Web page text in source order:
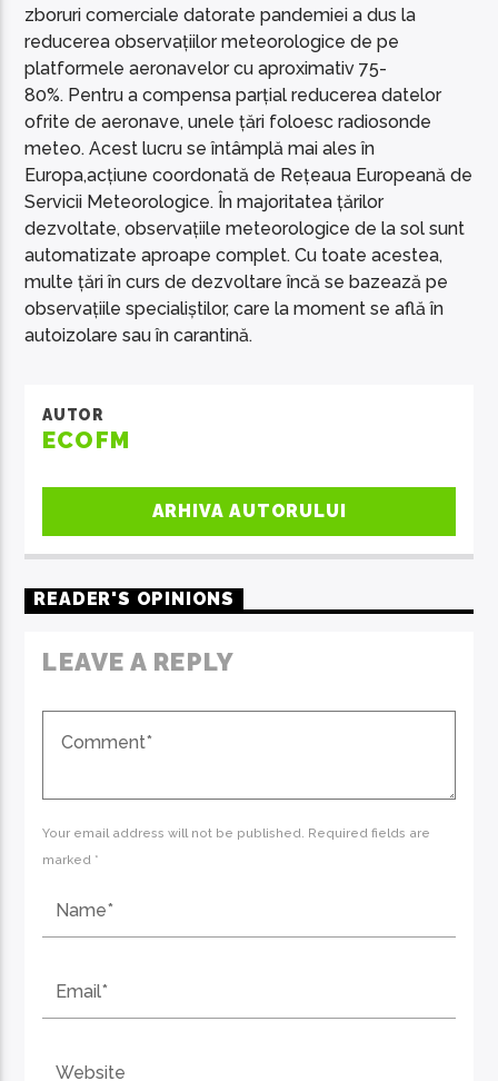
zboruri comerciale datorate pandemiei a dus la
reducerea observațiilor meteorologice de pe
platformele aeronavelor cu aproximativ 75-
80%. Pentru a compensa parțial reducerea datelor
ofrite de aeronave, unele țări foloesc radiosonde
meteo. Acest lucru se întâmplă mai ales în
Europa,acțiune coordonată de Rețeaua Europeană de
Servicii Meteorologice. În majoritatea țărilor
dezvoltate, observațiile meteorologice de la sol sunt
automatizate aproape complet. Cu toate acestea,
multe țări în curs de dezvoltare încă se bazează pe
observațiile specialiștilor, care la moment se află în
autoizolare sau în carantină.
AUTOR
ECOFM
ARHIVA AUTORULUI
READER'S OPINIONS
LEAVE A REPLY
Your email address will not be published. Required fields are
marked *